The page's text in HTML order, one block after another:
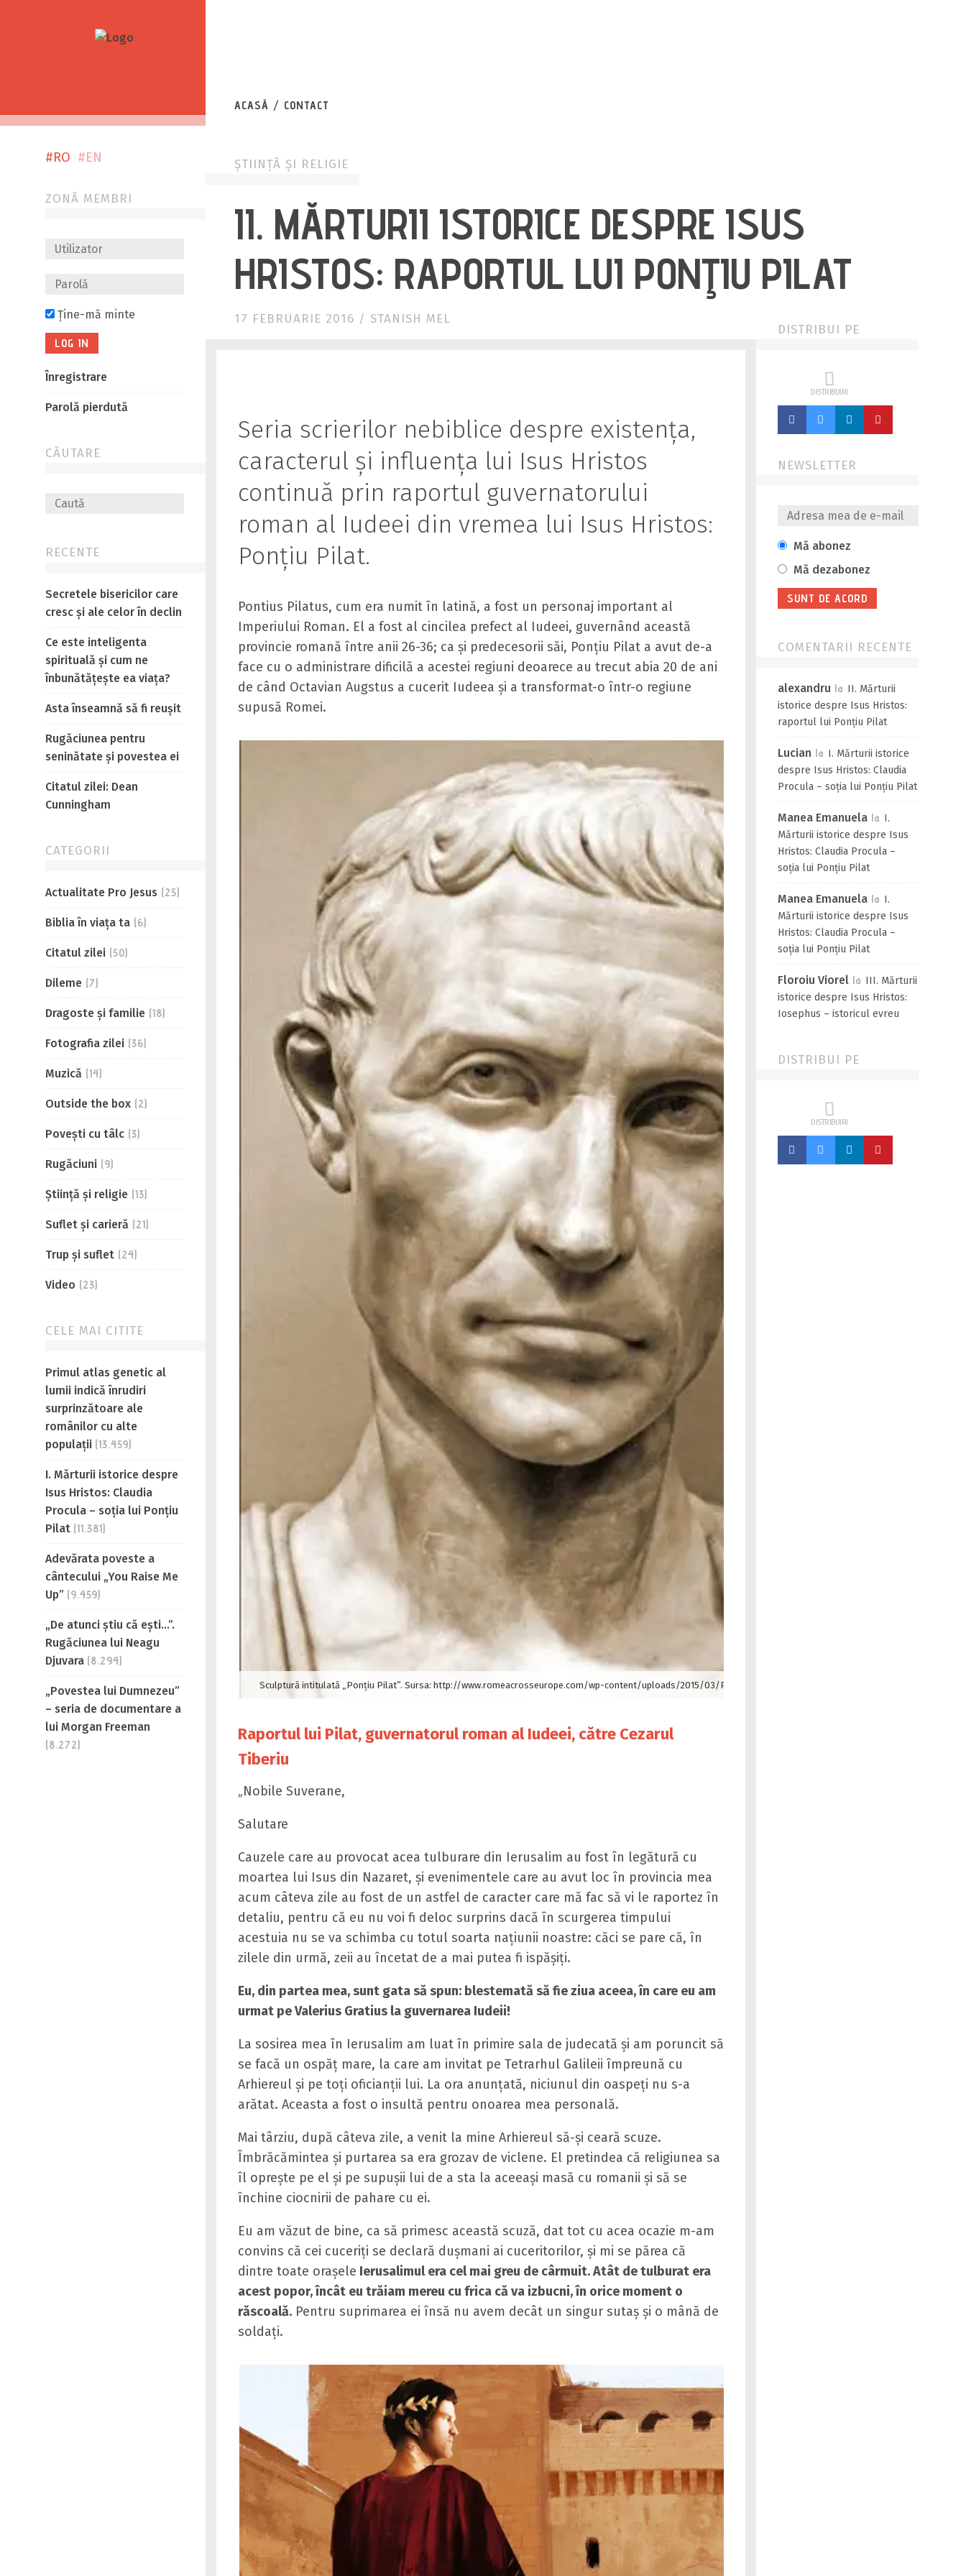
#RO #EN
ZONĂ MEMBRI
Ține-mă minte
Înregistrare
Parolă pierdută
CĂUTARE
RECENTE
Secretele bisericilor care
cresc și ale celor în declin
Ce este inteligenta
spirituală și cum ne
înbunătățește ea viața?
Asta înseamnă să fi reușit
Rugăciunea pentru
seninătate și povestea ei
Citatul zilei: Dean
Cunningham
CATEGORII
Actualitate Pro Jesus (25)
Biblia în viaţa ta (6)
Citatul zilei (50)
Dileme (7)
Dragoste și familie (18)
Fotografia zilei (36)
Muzică (14)
Outside the box (2)
Povești cu tâlc (3)
Rugăciuni (9)
Știință și religie (13)
Suflet și carieră (21)
Trup și suflet (24)
Video (23)
CELE MAI CITITE
Primul atlas genetic al
lumii indică înrudiri
surprinzătoare ale
românilor cu alte
populații (13.459)
I. Mărturii istorice despre
Isus Hristos: Claudia
Procula – soția lui Ponțiu
Pilat (11.381)
Adevărata poveste a
cântecului „You Raise Me
Up” (9.459)
„De atunci știu că ești…”.
Rugăciunea lui Neagu
Djuvara (8.294)
„Povestea lui Dumnezeu”
– seria de documentare a
lui Morgan Freeman
(8.272)
ACASĂ CONTACT
ȘTIINȚĂ ȘI RELIGIE
II. MĂRTURII ISTORICE DESPRE ISUS
HRISTOS: RAPORTUL LUI PONŢIU PILAT
17 FEBRUARIE 2016 / STANISH MEL
Seria scrierilor nebiblice despre existența,
caracterul și influența lui Isus Hristos
continuă prin raportul guvernatorului
roman al Iudeei din vremea lui Isus Hristos:
Ponțiu Pilat.
Pontius Pilatus, cum era numit în latină, a fost un personaj important al
Imperiului Roman. El a fost al cincilea prefect al Iudeei, guvernând această
provincie romană între anii 26-36; ca și predecesorii săi, Ponțiu Pilat a avut de-a
face cu o administrare dificilă a acestei regiuni deoarece au trecut abia 20 de ani
de când Octavian Augstus a cucerit Iudeea și a transformat-o într-o regiune
supusă Romei.
Sculptură intitulată „Ponțiu Pilat”. Sursa: http://www.romeacrosseurope.com/wp-content/uploads/2015/03/Pontius-Pilate.jpg
Raportul lui Pilat, guvernatorul roman al Iudeei, către Cezarul
Tiberiu
„Nobile Suverane,
Salutare
Cauzele care au provocat acea tulburare din Ierusalim au fost în legătură cu
moartea lui Isus din Nazaret, şi evenimentele care au avut loc în provincia mea
acum câteva zile au fost de un astfel de caracter care mă fac să vi le raportez în
detaliu, pentru că eu nu voi fi deloc surprins dacă în scurgerea timpului
acestuia nu se va schimba cu totul soarta naţiunii noastre: căci se pare că, în
zilele din urmă, zeii au încetat de a mai putea fi ispăşiţi.
Eu, din partea mea, sunt gata să spun: blestemată să fie ziua aceea, în care eu am
urmat pe Valerius Gratius la guvernarea Iudeii!
La sosirea mea în Ierusalim am luat în primire sala de judecată şi am poruncit să
se facă un ospăţ mare, la care am invitat pe Tetrarhul Galileii împreună cu
Arhiereul şi pe toţi oficianţii lui. La ora anunţată, niciunul din oaspeţi nu s-a
arătat. Aceasta a fost o insultă pentru onoarea mea personală.
Mai târziu, după câteva zile, a venit la mine Arhiereul să-şi ceară scuze.
Îmbrăcămintea şi purtarea sa era grozav de viclene. El pretindea că religiunea sa
îl opreşte pe el şi pe supuşii lui de a sta la aceeaşi masă cu romanii şi să se
închine ciocnirii de pahare cu ei.
Eu am văzut de bine, ca să primesc această scuză, dat tot cu acea ocazie m-am
convins că cei cuceriți se declară duşmani ai cuceritorilor, şi mi se părea că
dintre toate oraşele Ierusalimul era cel mai greu de cârmuit. Atât de tulburat era
acest popor, încât eu trăiam mereu cu frica că va izbucni, în orice moment o
răscoală.Pentru suprimarea ei însă nu avem decât un singur sutaş şi o mână de
soldaţi.
DISTRIBUI PE
DISTRIBUIRI
NEWSLETTER
Mă abonez
Mă dezabonez
COMENTARII RECENTE
alexandru la II. Mărturii
istorice despre Isus Hristos:
raportul lui Ponțiu Pilat
Lucian la I. Mărturii istorice
despre Isus Hristos: Claudia
Procula – soția lui Ponțiu Pilat
Manea Emanuela la I.
Mărturii istorice despre Isus
Hristos: Claudia Procula –
soția lui Ponțiu Pilat
Manea Emanuela la I.
Mărturii istorice despre Isus
Hristos: Claudia Procula –
soția lui Ponțiu Pilat
Floroiu Viorel la III. Mărturii
istorice despre Isus Hristos:
Iosephus – istoricul evreu
DISTRIBUI PE
DISTRIBUIRI